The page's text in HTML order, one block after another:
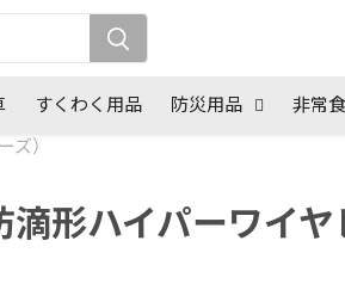
すくわく用品 防災用品 非常食
）
滴形ハイパーワイ